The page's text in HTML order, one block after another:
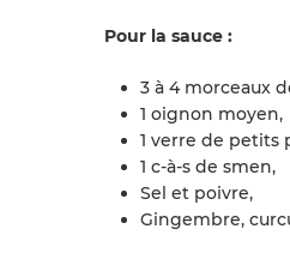
Pour la sauce :
3 à 4 morceaux
1 oignon moyen,
1 verre de petits
1 c-à-s de smen,
Sel et poivre,
Gingembre,